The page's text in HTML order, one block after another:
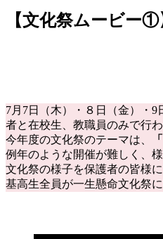
【文化祭ムービー①
7月7日（木）・８日（金）・
者と在校生、教職員のみで行わ
今年度の文化祭のテーマは、
例年のような開催が難しく、
文化祭の様子を保護者の皆様
基高生全員が一生懸命文化祭